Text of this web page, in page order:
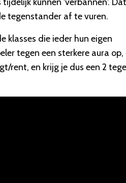
tegenstander af te vuren.
klasses die ieder hun eigen
tegen een sterkere aura op,
rent, en krijg je dus een 2